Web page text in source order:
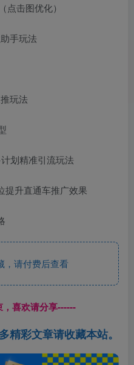
击图优化）
手玩法
玩法
划精准引流玩法
提升直通车推广效果
请付费后查看
喜欢请分享------
精彩文章请收藏本站。